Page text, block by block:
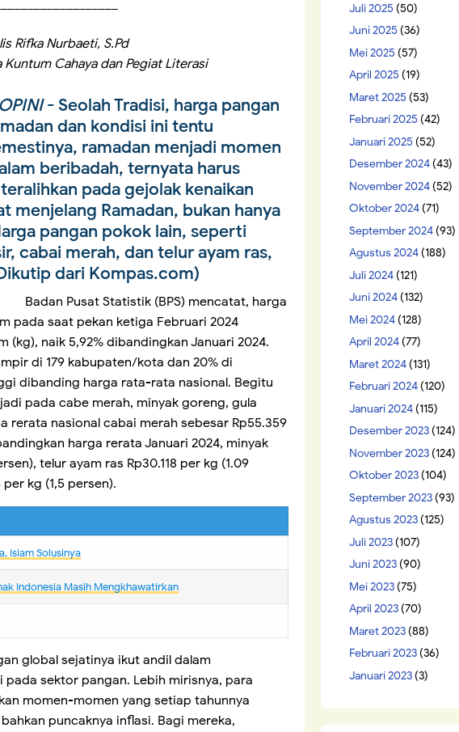
Rifka Nurbaeti, S.Pd
Cahaya dan Pegiat Literasi
- Seolah Tradisi, harga pangan
dan kondisi ini tentu
ramadan menjadi momen
beribadah, ternyata harus
pada gejolak kenaikan
menjelang Ramadan, bukan hanya
pangan pokok lain, seperti
cabai merah, dan telur ayam ras,
dari Kompas.com)
(BPS) mencatat, harga
pada saat pekan ketiga Februari 2024
(kg), naik 5,92% dibandingkan Januari 2024.
di 179 kabupaten/kota dan 20% di
dibanding harga rata-rata nasional. Begitu
pada cabe merah, minyak goreng, gula
rerata nasional cabai merah sebesar Rp55.359
harga rerata Januari 2024, minyak
telur ayam ras Rp30.118 per kg (1.09
kg (1,5 persen).
IsIam Solusinya
Indonesia Masih Mengkhawatirkan
global sejatinya ikut andil dalam
sektor pangan. Lebih mirisnya, para
momen-momen yang setiap tahunnya
puncaknya inflasi. Bagi mereka,
Juli 2025 (50)
Juni 2025 (36)
Mei 2025 (57)
April 2025 (19)
Maret 2025 (53)
Februari 2025 (42)
Januari 2025 (52)
Desember 2024(43)
November 2024(52)
Oktober 2024(71)
September 2024(93)
Agustus 2024(188)
Juli 2024(121)
Juni 2024(132)
Mei 2024(128)
April 2024(77)
Maret 2024(131)
Februari 2024(120)
Januari 2024(115)
Desember 2023(124)
November 2023(124)
Oktober 2023(104)
September 2023(93)
Agustus 2023(125)
Juli 2023(107)
Juni 2023(90)
Mei 2023(75)
April 2023(70)
Maret 2023(88)
Februari 2023(36)
Januari 2023(3)